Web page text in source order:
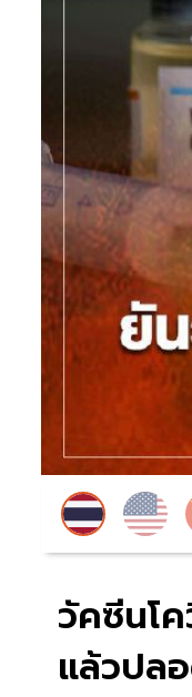
วัคซีนโ
แล้วปล